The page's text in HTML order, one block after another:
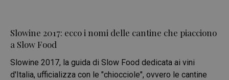
Slowine 2017: ecco i nomi delle cantine che piacciono
a Slow Food
Slowine 2017, la guida di Slow Food dedicata ai vini
d'Italia, ufficializza con le "chiocciole", ovvero le cantine